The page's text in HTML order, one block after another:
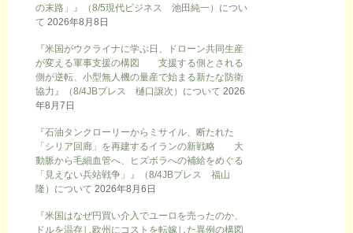
の末路」』（8/5現代ビジネス 池田純一）につい
て 2026年8月8日
『米国がウクライナに学ぶ日、ドローン共同生産
が変える軍事支援の構図 支援する側とされる
側が逆転、小型無人機の量産で始まる新たな防衛
協力』（8/4JBプレス 樋口譲次）について 2026
年8月7日
『石油タンクローリーからミサイル、断たれた
「シリア回廊」を再建するイランの新戦略 大
動脈から毛細血管へ、ヒズボラへの補給をめぐる
「見えない兵站戦争」』（8/4JBプレス 福山
隆）について 2026年8月6日
『米国はなぜ円買い介入でユーロを売ったのか、
ドルを温存し欧州にコストを転嫁した異例の構図